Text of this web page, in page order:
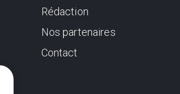
Rédaction
Nos partenaires
Contact